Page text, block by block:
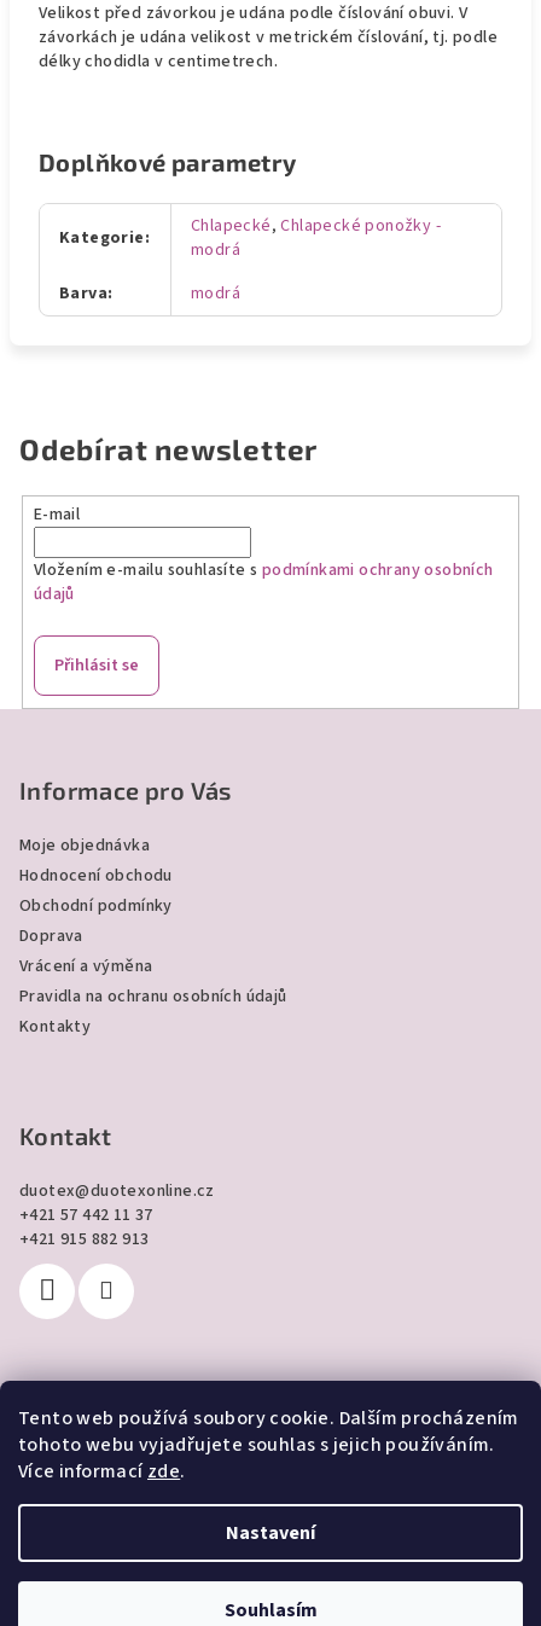
Tento web používá soubory cookie. Dalším procházením
tohoto webu vyjadřujete souhlas s jejich používáním.
Více informacízde.
Nastavení
Souhlasím
Velikost před závorkou je udána podle číslování obuvi. V
závorkách je udána velikost v metrickém číslování, tj. podle
délky chodidla v centimetrech.
Doplňkové parametry
Kategorie: Chlapecké,Chlapecké ponožky -
modrá
Barva: modrá
Odebírat newsletter
E-mail
Vložením e-mailu souhlasíte s podmínkami ochrany osobních
údajů
Přihlásit se
Informace pro Vás
Moje objednávka
Hodnocení obchodu
Obchodní podmínky
Doprava
Vrácení a výměna
Pravidla na ochranu osobních údajů
Kontakty
Kontakt
duotex@duotexonline.cz
+421 57 442 11 37
+421 915 882 913
Přijímáme online platby